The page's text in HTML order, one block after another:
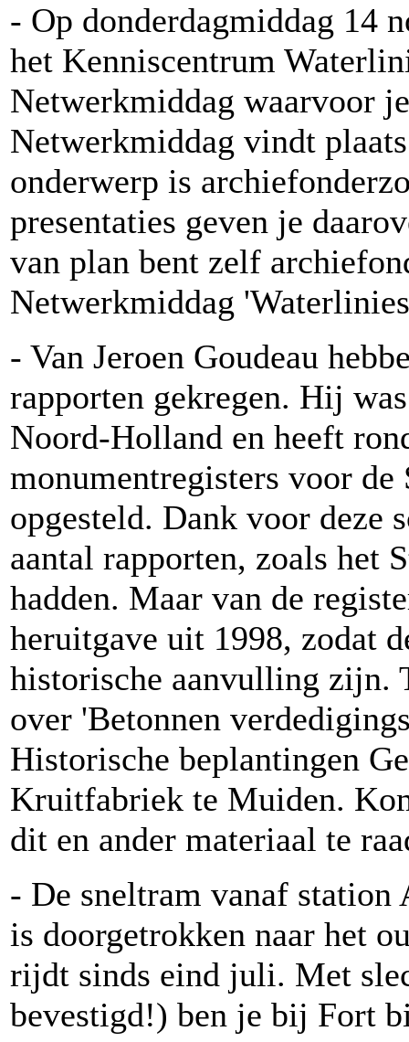
- Op donderdagmiddag 14
het Kenniscentrum
Netwerkmiddag waarvoor
Netwerkmiddag vindt
onderwerp is
presentaties geven je
van plan bent zelf
Netwerkmiddag
- Van Jeroen Goudeau
rapporten gekregen. Hij
Noord-Holland en heeft
monumentregisters voor
opgesteld. Dank voor deze
aantal rapporten, zoals het
hadden. Maar van de
heruitgave uit 1998, zodat
historische aanvulling zijn.
over 'Betonnen
Historische beplantingen
Kruitfabriek te Muiden.
dit en ander materiaal te
- De sneltram vanaf station
is doorgetrokken naar het
rijdt sinds eind juli. Met
bevestigd!) ben je bij Fort